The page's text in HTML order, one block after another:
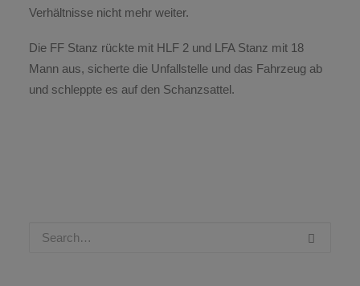
Verhältnisse nicht mehr weiter.
Die FF Stanz rückte mit HLF 2 und LFA Stanz mit 18
Mann aus, sicherte die Unfallstelle und das Fahrzeug ab
und schleppte es auf den Schanzsattel.